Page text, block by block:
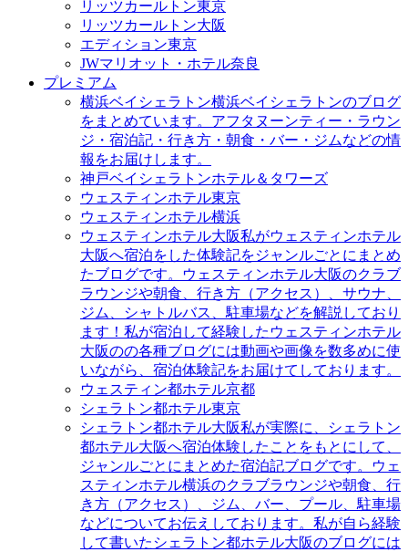
リッツカールトン東京
リッツカールトン大阪
エディション東京
JWマリオット・ホテル奈良
プレミアム
横浜ベイシェラトン横浜ベイシェラトンのブログ
をまとめています。アフタヌーンティー・ラウン
ジ・宿泊記・行き方・朝食・バー・ジムなどの情
報をお届けします。
神戸ベイシェラトンホテル＆タワーズ
ウェスティンホテル東京
ウェスティンホテル横浜
ウェスティンホテル大阪私がウェスティンホテル
大阪へ宿泊をした体験記をジャンルごとにまとめ
たブログです。ウェスティンホテル大阪のクラブ
ラウンジや朝食、行き方（アクセス）、サウナ、
ジム、シャトルバス、駐車場などを解説しており
ます！私が宿泊して経験したウェスティンホテル
大阪のの各種ブログには動画や画像を数多めに使
いながら、宿泊体験記をお届けてしております。
ウェスティン都ホテル京都
シェラトン都ホテル東京
シェラトン都ホテル大阪私が実際に、シェラトン
都ホテル大阪へ宿泊体験したことをもとにして、
ジャンルごとにまとめた宿泊記ブログです。ウェ
スティンホテル横浜のクラブラウンジや朝食、行
き方（アクセス）、ジム、バー、プール、駐車場
などについてお伝えしております。私が自ら経験
して書いたシェラトン都ホテル大阪のブログには